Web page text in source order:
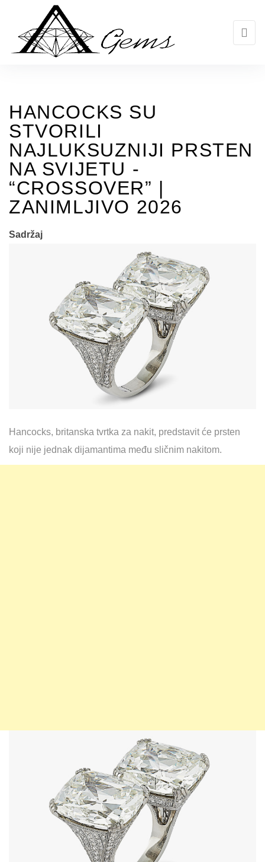
HANCOCKS SU
STVORILI
NAJLUKSUZNIJI PRSTEN
NA SVIJETU -
“CROSSOVER” |
ZANIMLJIVO 2026
Sadržaj
Hancocks, britanska tvrtka za nakit, predstavit će prsten
koji nije jednak dijamantima među sličnim nakitom.